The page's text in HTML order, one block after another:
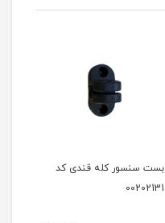
بست سنسور کله قندی کد
00202131